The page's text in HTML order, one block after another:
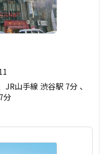
JR山手線 渋谷駅 7分
分